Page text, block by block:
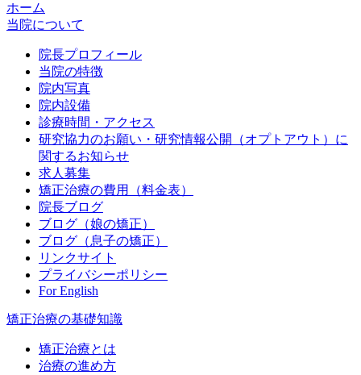
ホーム
当院について
院長プロフィール
当院の特徴
院内写真
院内設備
診療時間・アクセス
研究協力のお願い・研究情報公開（オプトアウト）に
関するお知らせ
求人募集
矯正治療の費用（料金表）
院長ブログ
ブログ（娘の矯正）
ブログ（息子の矯正）
リンクサイト
プライバシーポリシー
For English
矯正治療の基礎知識
矯正治療とは
治療の進め方